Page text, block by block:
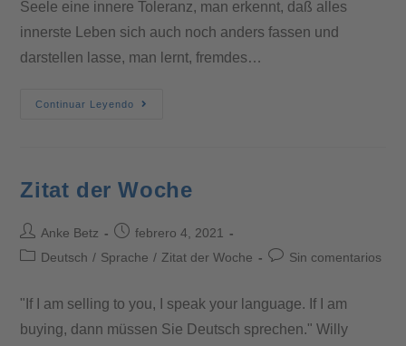
Seele eine innere Toleranz, man erkennt, daß alles
innerste Leben sich auch noch anders fassen und
darstellen lasse, man lernt, fremdes…
Continuar Leyendo
Zitat der Woche
Anke Betz
febrero 4, 2021
Deutsch / Sprache / Zitat der Woche Sin comentarios
"If I am selling to you, I speak your language. If I am
buying, dann müssen Sie Deutsch sprechen." Willy